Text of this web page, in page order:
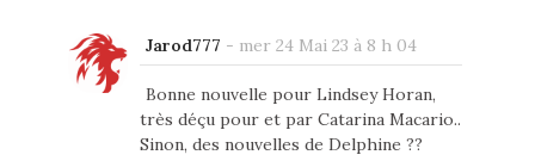
Jarod777 - mer 24 Mai 23 à 8 h 04
Bonne nouvelle pour Lindsey Horan,
très déçu pour et par Catarina Macario..
Sinon, des nouvelles de Delphine ??